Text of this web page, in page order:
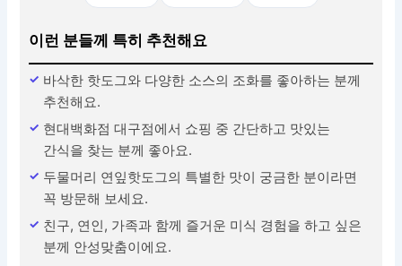
이런 분들께 특히 추천해요
바삭한 핫도그와 다양한 소스의 조화를 좋아하는 분께
추천해요.
현대백화점 대구점에서 쇼핑 중 간단하고 맛있는
간식을 찾는 분께 좋아요.
두물머리 연잎핫도그의 특별한 맛이 궁금한 분이라면
꼭 방문해 보세요.
친구, 연인, 가족과 함께 즐거운 미식 경험을 하고 싶은
분께 안성맞춤이에요.